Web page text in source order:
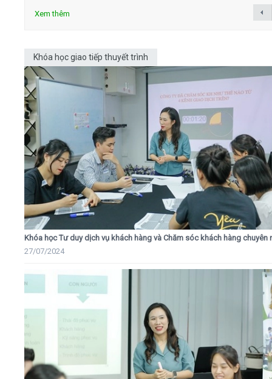
Xem thêm
Khóa học giao tiếp thuyết trình
Khóa học Tư duy dịch vụ khách hàng và Chăm sóc khách hàng chuyên
27/07/2024